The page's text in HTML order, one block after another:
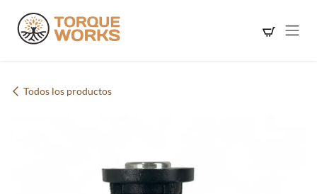
Todos los productos